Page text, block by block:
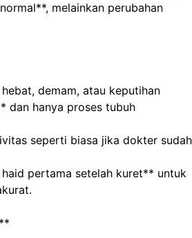
melainkan perubahan
demam, atau keputihan
dan hanya proses tubuh
seperti biasa jika dokter sudah
pertama setelah kuret** untuk